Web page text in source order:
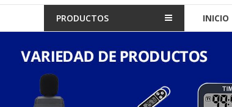
PRODUCTOS INICIO